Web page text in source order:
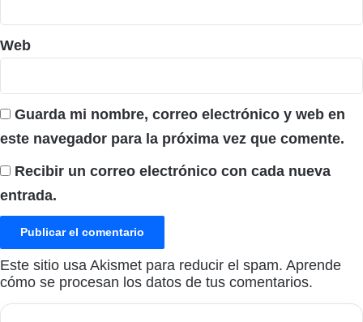
Web
Guarda mi nombre, correo electrónico y web en
este navegador para la próxima vez que comente.
Recibir un correo electrónico con cada nueva
entrada.
Este sitio usa Akismet para reducir el spam. Aprende
cómo se procesan los datos de tus comentarios.